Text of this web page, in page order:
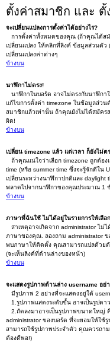
ตั้งค่าสมาชิก และ ตั้
จะเปลี่ยนแปลงการตั้งค่าได้อย่างไร?
การตั้งค่าทั้งหมดของคุณ (ถ้าคุณได้สมั
เปลี่ยนแปลง ให้คลิกที่ลิงค์ ข้อมูลส่วนตั
เปลี่ยนแปลงค่าต่างๆ
ข้างบน
นาฬิกาไม่ตรง!
นาฬิกาในบอร์ด อาจไม่ตรงกับนาฬิกา
แก้ไขการตั้งค่า timezone ในข้อมูลส่ว
สมาชิกแล้วเท่านั้น ถ้าคุณยังไม่ได้สมัค
ผิด!
ข้างบน
เปลี่ยน timezone แล้ว แต่เวลา ก็ยังไม่ต
ถ้าคุณแน่ใจว่าเลือก timezone ถูกต้อง
time (หรือ summer time ซึ่งจะรู้จักดีใน
เปลี่ยนระหว่างนาฬิกาปกติและ
พลาดไปจากนาฬิกาของคุณประมาณ 1 ชั่
ข้างบน
ภาษาที่ฉันใช้ ไม่ได้อยู่ในรายการให้เลือ
สาเหตุอาจเกิดจาก administrator ไ
ภาษาของคุณ. ลองถาม administrator
พบภาษาให้ติดตั้ง คุณสามารถแปลด้วยตั
(จะเห็นลิงค์ที่ด้านล่างของหน้า)
ข้างบน
จะแสดงรูปภาพด้านล่าง username อย่า
มีรูปภาพ 2 อย่างที่จะแสดงอยู่ใต้
1.รูปภาพแสดงระดับขั้น อาจเป็นรูปดา
2.ถัดลงมาอาจเป็นรูปภาพขนาดใหญ่
administrator ของบอร์ด ที่จะยอมให้ใช้
สามารถใช้รูปภาพประจำตัว คุณควรถาม
ต้องดีพอ!)